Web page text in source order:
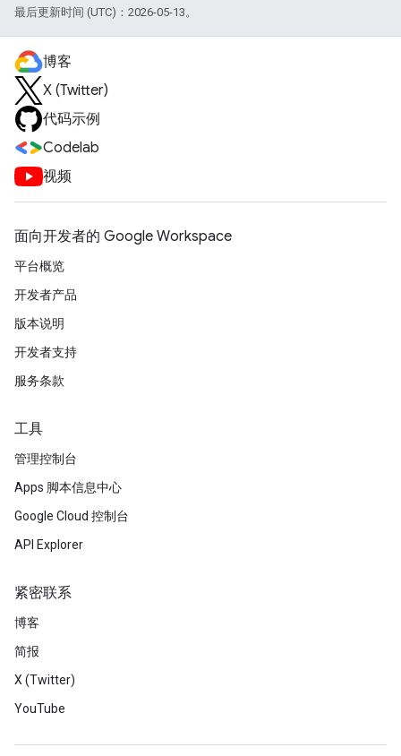
最后更新时间 (UTC)：2026-05-13。
博客
X (Twitter)
代码示例
Codelab
视频
面向开发者的 Google Workspace
平台概览
开发者产品
版本说明
开发者支持
服务条款
工具
管理控制台
Apps 脚本信息中心
Google Cloud 控制台
API Explorer
紧密联系
博客
简报
X (Twitter)
YouTube